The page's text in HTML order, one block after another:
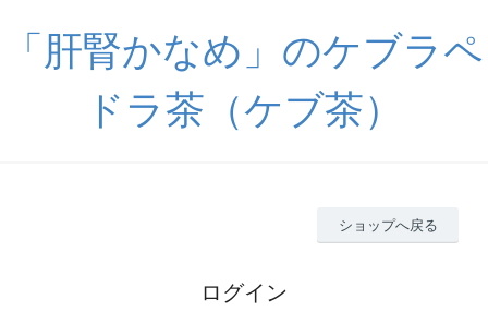
「肝腎かなめ」のケブラペ
ドラ茶（ケブ茶）
ショップへ戻る
ログイン